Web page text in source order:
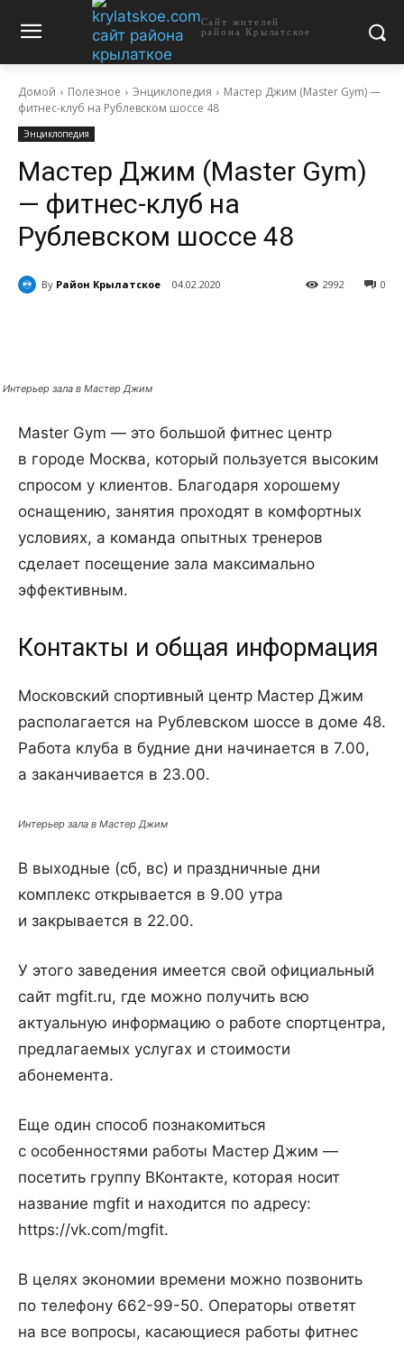
Сайт жителей
района Крылатское
Домой Полезное Энциклопедия
Мастер Джим (Master Gym) —
фитнес-клуб на Рублевском шоссе 48
Энциклопедия
Мастер Джим (Master Gym)
— фитнес-клуб на
Рублевском шоссе 48
By Район Крылатское 04.02.2020 0
2992
Интерьер зала в Мастер Джим
Master Gym — это большой фитнес центр
в городе Москва, который пользуется высоким
спросом у клиентов. Благодаря хорошему
оснащению, занятия проходят в комфортных
условиях, а команда опытных тренеров
сделает посещение зала максимально
эффективным.
Контакты и общая информация
Московский спортивный центр Мастер Джим
располагается на Рублевском шоссе в доме 48.
Работа клуба в будние дни начинается в 7.00,
а заканчивается в 23.00.
Интерьер зала в Мастер Джим
В выходные (сб, вс) и праздничные дни
комплекс открывается в 9.00 утра
и закрывается в 22.00.
У этого заведения имеется свой официальный
сайт mgfit.ru, где можно получить всю
актуальную информацию о работе спортцентра,
предлагаемых услугах и стоимости
абонемента.
Еще один способ познакомиться
с особенностями работы Мастер Джим —
посетить группу ВКонтакте, которая носит
название mgfit и находится по адресу:
https://vk.com/mgfit.
В целях экономии времени можно позвонить
по телефону 662-99-50. Операторы ответят
на все вопросы, касающиеся работы фитнес